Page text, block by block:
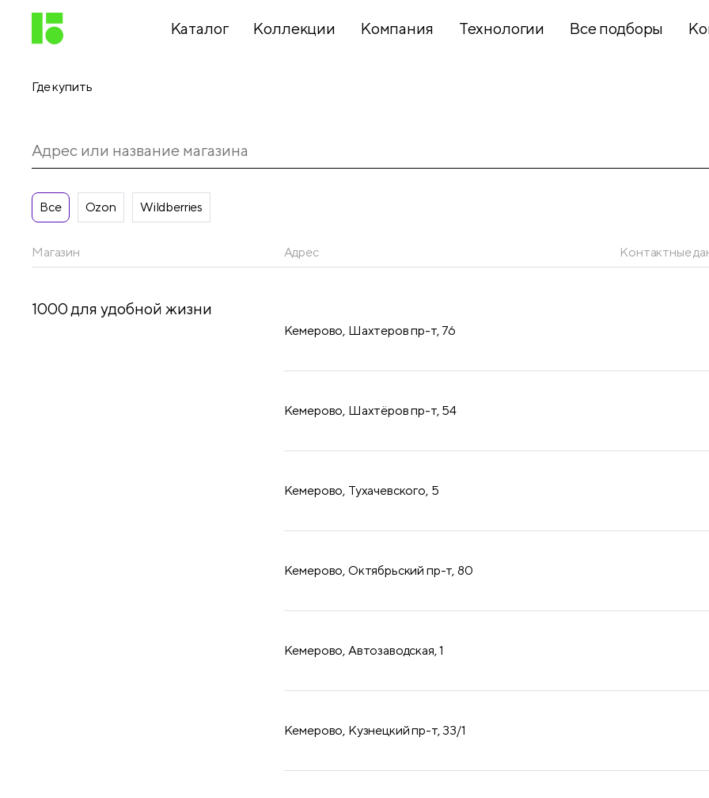
Каталог
принадлежности
Папки,
Школьный
Бумажная
Коллекции Компания Технологии Все подборы
Где купить
Все Ozon Wildberries
Магазин Адрес Контактные
1000 для удобной жизни
Кемерово, Шахтеров пр-т, 76
Кемерово, Шахтёров пр-т, 54
Кемерово, Тухачевского, 5
Кемерово, Октябрьский пр-т, 80
Кемерово, Автозаводская, 1
Кемерово, Кузнецкий пр-т, 33/1